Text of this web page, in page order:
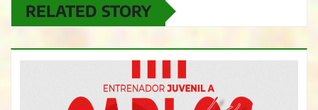
RELATED STORY